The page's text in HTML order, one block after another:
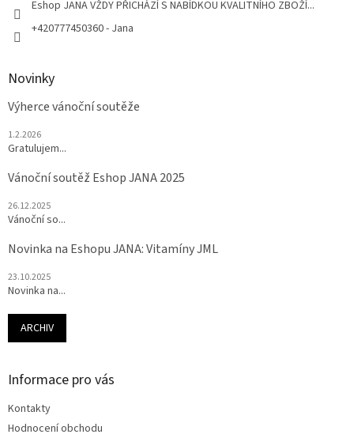
Eshop JANA VŽDY PŘICHÁZÍ S NABÍDKOU KVALITNÍHO ZBOŽÍ...
+420777450360 - Jana
Novinky
Výherce vánoční soutěže
1.2.2026
Gratulujem...
Vánoční soutěž Eshop JANA 2025
26.12.2025
Vánoční so...
Novinka na Eshopu JANA: Vitamíny JML
23.10.2025
Novinka na...
ARCHIV
Informace pro vás
Kontakty
Hodnocení obchodu